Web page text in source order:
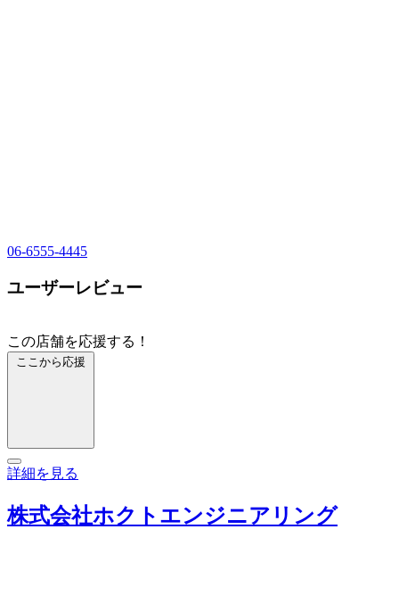
06-6555-4445
ユーザーレビュー
この店舗を応援する！
ここから応援
詳細を見る
株式会社ホクトエンジニアリング